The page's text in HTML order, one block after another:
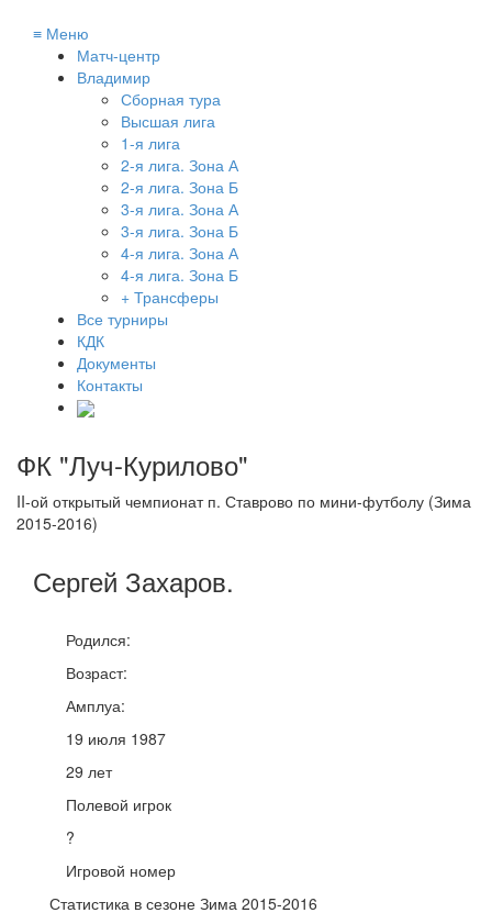
≡ Меню
Матч-центр
Владимир
Сборная тура
Высшая лига
1-я лига
2-я лига. Зона А
2-я лига. Зона Б
3-я лига. Зона А
3-я лига. Зона Б
4-я лига. Зона А
4-я лига. Зона Б
+ Трансферы
Все турниры
КДК
Документы
Контакты
ФК "Луч-Курилово"
II-ой открытый чемпионат п. Ставрово по мини-футболу (Зима
2015-2016)
Сергей Захаров.
Родился:
Возраст:
Амплуа:
19 июля 1987
29 лет
Полевой игрок
?
Игровой номер
Статистика в сезоне Зима 2015-2016